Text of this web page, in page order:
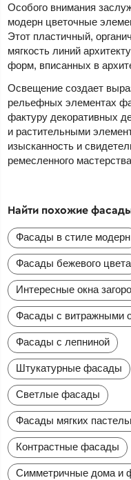
Особого внимания
модерн цветочные
Этот пластичный,
мягкость линий
форм, вписанных в
Освещение создает
рельефных элементах
фактуру декоративных
и растительными
изысканность и
ремесленного
Найти похожие
Фасады в стиле модерн
Фасады бежевого цвета
Интересные окна
Фасады с витражными
Фасады с лепниной
Штукатурные фасады
Светлые фасады
Фасады мягких
Контрастные фасады
Симметричные дома и